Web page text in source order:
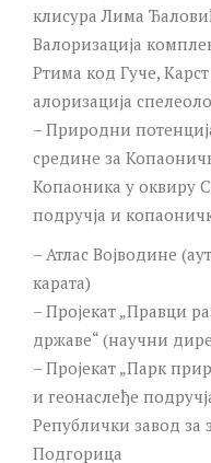
клисура Лима
Валоризација
Ртима код Гуче,
алоризација
– Природни
средине за
Копаоника у оквиру
подручја и
– Атлас Војводине
карата)
– Пројекат „Правци
државе“ (научни
– Пројекат „Парк
и геонаслеђе
Републички завод
Подгорица